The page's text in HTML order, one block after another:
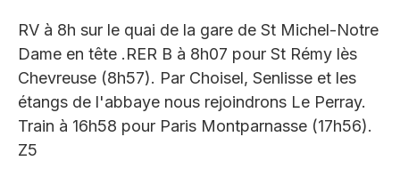
RV à 8h sur le quai de la gare de St Michel-Notre
Dame en tête .RER B à 8h07 pour St Rémy lès
Chevreuse (8h57). Par Choisel, Senlisse et les
étangs de l'abbaye nous rejoindrons Le Perray.
Train à 16h58 pour Paris Montparnasse (17h56).
Z5